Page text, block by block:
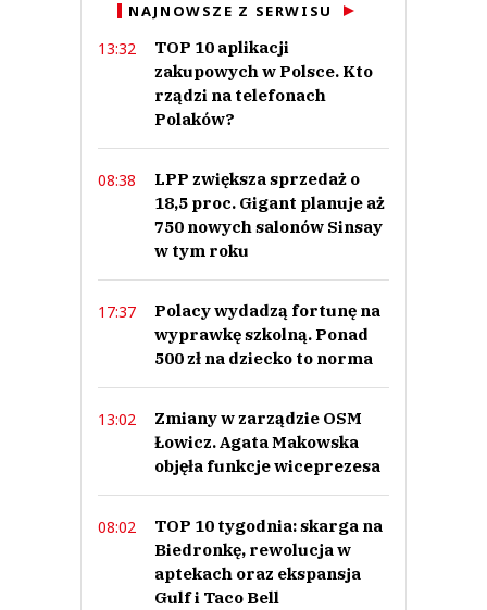
NAJNOWSZE Z SERWISU
13:32
TOP 10 aplikacji
zakupowych w Polsce. Kto
rządzi na telefonach
Polaków?
08:38
LPP zwiększa sprzedaż o
18,5 proc. Gigant planuje aż
750 nowych salonów Sinsay
w tym roku
17:37
Polacy wydadzą fortunę na
wyprawkę szkolną. Ponad
500 zł na dziecko to norma
13:02
Zmiany w zarządzie OSM
Łowicz. Agata Makowska
objęła funkcje wiceprezesa
08:02
TOP 10 tygodnia: skarga na
Biedronkę, rewolucja w
aptekach oraz ekspansja
Gulf i Taco Bell